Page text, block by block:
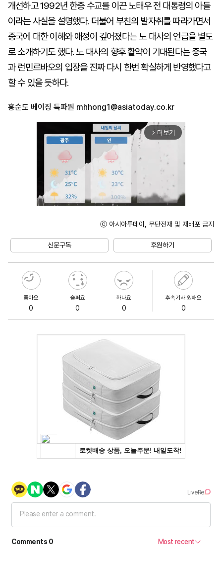
개선하고 1992년 한중 수교를 이끈 노태우 전 대통령의 아들
이라는 사실을 설명했다. 더불어 부친의 발자취를 따라가면서
중국에 대한 이해와 애정이 깊어졌다는 노 대사의 언급을 별도
로 소개하기도 했다. 노 대사의 향후 활약이 기대된다는 중국
과 런민르바오의 입장을 진짜 다시 한번 확실하게 반영했다고
할 수 있을 듯하다.
홍순도 베이징 특파원 mhhong1@asiatoday.co.kr
arrow_forward_ios 더보기
ⓒ 아시아투데이, 무단전재 및 재배포 금지
신문구독 후원하기
좋아요
0
슬퍼요
0
화나요
0
후속기사 원해요
0